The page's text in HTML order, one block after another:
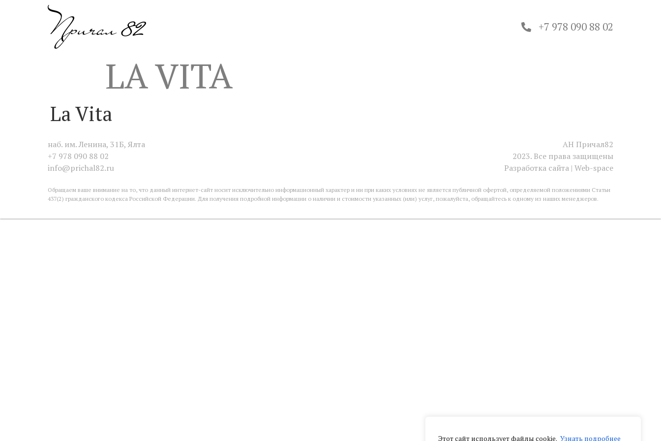
Этот сайт использует файлы cookie. Узнать подробнее
+7 978 090 88 02
LA VITA
La Vita
наб. им. Ленина, 31Б, Ялта
+7 978 090 88 02
info@prichal82.ru
АН Причал82
2023. Все права защищены
Разработка сайта | Web-space
Обращаем ваше внимание на то, что данный интернет-сайт носит исключительно информационный характер и ни при каких условиях не является публичной офертой, определяемой положениями Статьи
437(2) гражданского кодекса Российской Федерации. Для получения подробной информации о наличии и стоимости указанных (или) услуг, пожалуйста, обращайтесь к одному из наших менеджеров.